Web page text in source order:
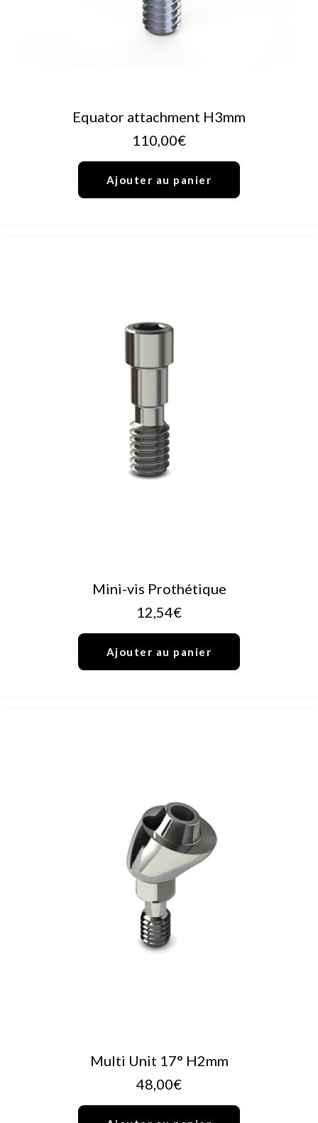
AJOUTER AU PANIER
Equator attachment H3mm
110,00€
Ajouter au panier
AJOUTER AU PANIER
Mini-vis Prothétique
12,54€
Ajouter au panier
AJOUTER AU PANIER
Multi Unit 17° H2mm
48,00€